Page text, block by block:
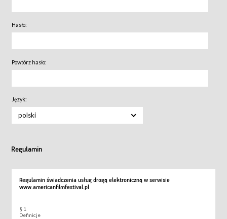
Hasło:
Powtórz hasło:
Język:
polski
Regulamin
Regulamin świadczenia usług drogą elektroniczną w serwisie
www.americanfilmfestival.pl
§ 1
Definicje